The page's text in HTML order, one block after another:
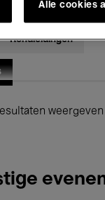
Kids’ Palace
Rondleidingen
weergeven
Alle cookies